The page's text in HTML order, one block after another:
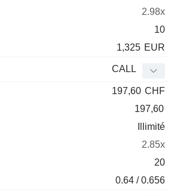
2.98x
10
1,325 EUR
CALL
197,60 CHF
197,60
Illimité
2.85x
20
0.64 / 0.656